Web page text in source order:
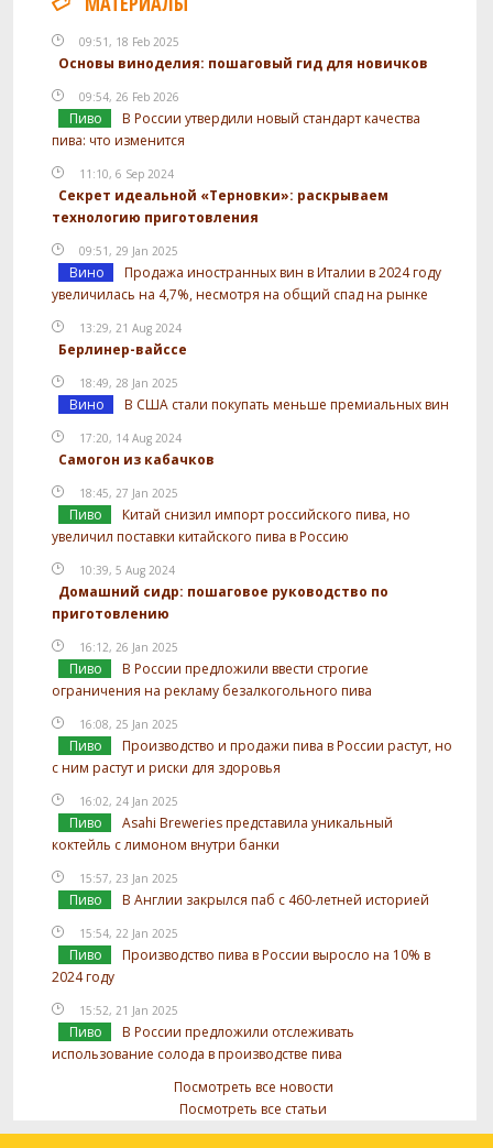
09:51, 18 Feb 2025
Основы виноделия: пошаговый гид для новичков
09:54, 26 Feb 2026
Пиво
В России утвердили новый стандарт качества
пива: что изменится
11:10, 6 Sep 2024
Секрет идеальной «Терновки»: раскрываем
технологию приготовления
09:51, 29 Jan 2025
Вино
Продажа иностранных вин в Италии в 2024 году
увеличилась на 4,7%, несмотря на общий спад на рынке
13:29, 21 Aug 2024
Берлинер-вайссе
18:49, 28 Jan 2025
Вино В США стали покупать меньше премиальных вин
17:20, 14 Aug 2024
Самогон из кабачков
18:45, 27 Jan 2025
Пиво
Китай снизил импорт российского пива, но
увеличил поставки китайского пива в Россию
10:39, 5 Aug 2024
Домашний сидр: пошаговое руководство по
приготовлению
16:12, 26 Jan 2025
Пиво
В России предложили ввести строгие
ограничения на рекламу безалкогольного пива
16:08, 25 Jan 2025
Пиво
Производство и продажи пива в России растут, но
с ним растут и риски для здоровья
16:02, 24 Jan 2025
Пиво
Asahi Breweries представила уникальный
коктейль с лимоном внутри банки
15:57, 23 Jan 2025
Пиво В Англии закрылся паб с 460-летней историей
15:54, 22 Jan 2025
Пиво
Производство пива в России выросло на 10% в
2024 году
15:52, 21 Jan 2025
Пиво
В России предложили отслеживать
использование солода в производстве пива
Посмотреть все новости
Посмотреть все статьи